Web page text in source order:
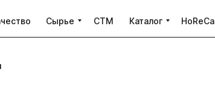
HoReCa
Каталог
CTM
Сырье